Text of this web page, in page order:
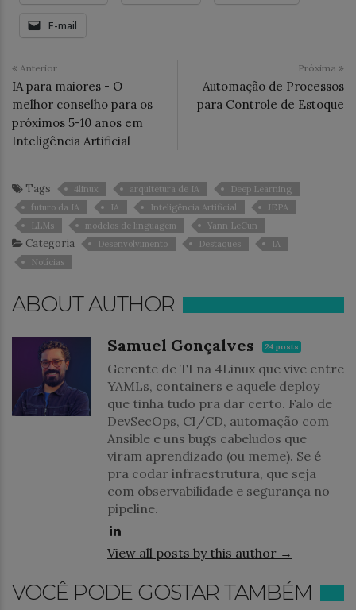
E-mail
Anterior
IA para maiores - O
melhor conselho para os
próximos 5-10 anos em
Inteligência Artificial
Próxima
Automação de Processos
para Controle de Estoque
Tags 4linux arquitetura de IA
Deep Learning
futuro da IA
IA Inteligência Artificial
JEPA
LLMs
modelos de linguagem Yann LeCun
Categoria Desenvolvimento Destaques
IA
Notícias
ABOUT AUTHOR
Samuel Gonçalves 24 posts
Gerente de TI na 4Linux que vive entre
YAMLs, containers e aquele deploy
que tinha tudo pra dar certo. Falo de
DevSecOps, CI/CD, automação com
Ansible e uns bugs cabeludos que
viram aprendizado (ou meme). Se é
pra codar infraestrutura, que seja
com observabilidade e segurança no
pipeline.
View all posts by this author →
VOCÊ PODE GOSTAR TAMBÉM